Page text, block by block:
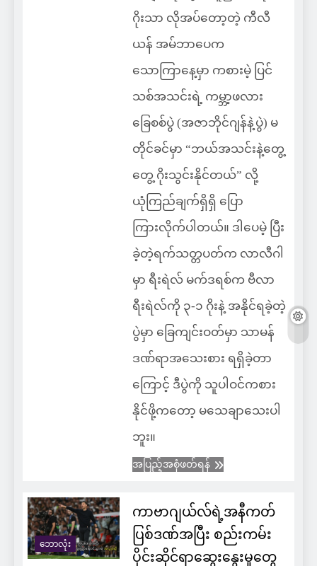
ဂိုးသာ လိုအပ်တော့တဲ့ ကီလီ
ယန် အမ်ဘာပေက
သောကြာနေ့မှာ ကစားမဲ့ ပြင်
သစ်အသင်းရဲ့ ကမ္ဘာ့ဖလား
ခြေစစ်ပွဲ (အဇာဘိုင်ဂျန်နဲ့ပွဲ) မ
တိုင်ခင်မှာ “ဘယ်အသင်းနဲ့တွေ့
တွေ့ ဂိုးသွင်းနိုင်တယ်” လို့
ယုံကြည်ချက်ရှိရှိ ပြော
ကြားလိုက်ပါတယ်။ ဒါပေမဲ့ ပြီး
ခဲ့တဲ့ရက်သတ္တပတ်က လာလီဂါ
မှာ ရီးရဲလ် မက်ဒရစ်က ဗီလာ
ရီးရဲလ်ကို ၃-၁ ဂိုးနဲ့ အနိုင်ရခဲ့တဲ့
ပွဲမှာ ခြေကျင်းဝတ်မှာ သာမန်
ဒဏ်ရာအသေးစား ရရှိခဲ့တာ
ကြောင့် ဒီပွဲကို သူပါဝင်ကစား
နိုင်ဖို့ကတော့ မသေချာသေးပါ
ဘူး။
အပြည့်အစုံဖတ်ရန်
ဘောလုံး
ကာဗာဂျယ်လ်ရဲ့အနီကတ်
ပြစ်ဒဏ်အပြီး စည်းကမ်း
ပိုင်းဆိုင်ရာဆွေးနွေးမှုတွေ